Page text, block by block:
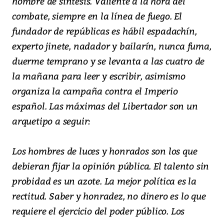
combate, siempre en la línea de fuego. El
fundador de repúblicas es hábil espadachín,
experto jinete, nadador y bailarín, nunca fuma,
duerme temprano y se levanta a las cuatro de
la mañana para leer y escribir, asimismo
organiza la campaña contra el Imperio
español. Las máximas del Libertador son un
arquetipo a seguir:
Los hombres de luces y honrados son los que
debieran fijar la opinión pública. El talento sin
probidad es un azote. La mejor política es la
rectitud. Saber y honradez, no dinero es lo que
requiere el ejercicio del poder público. Los